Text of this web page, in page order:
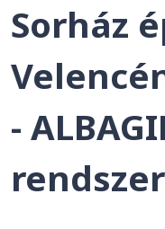
Sorház
-